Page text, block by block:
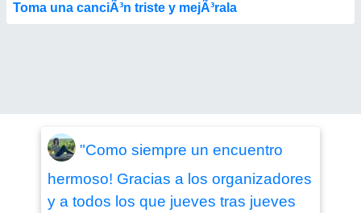
Toma una canciÃ³n triste y mejÃ³rala
"Como siempre un encuentro
hermoso! Gracias a los organizadores
y a todos los que jueves tras jueves